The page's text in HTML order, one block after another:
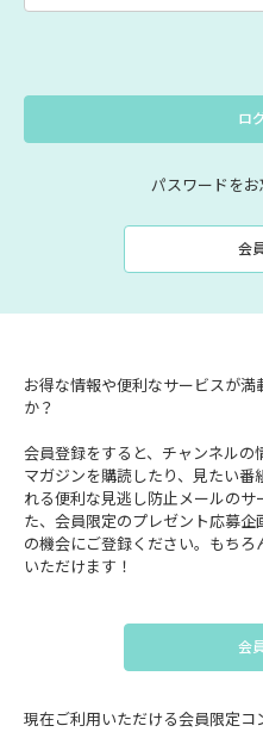
ロ
パスワードを
会
お得な情報や便利なサービスが
か？
会員登録をすると、チャンネル
マガジンを購読したり、見たい番
れる便利な見逃し防止メールの
た、会員限定のプレゼント応募
の機会にご登録ください。もち
いただけます！
会
現在ご利用いただける会員限定コ